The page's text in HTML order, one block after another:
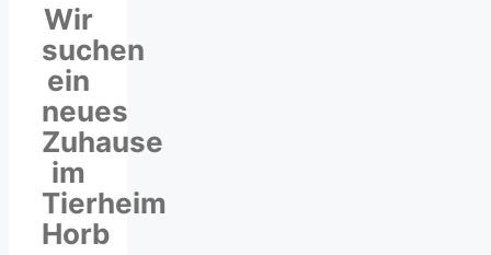
Wir
suchen
ein
neues
Zuhause
im
Tierheim
Horb